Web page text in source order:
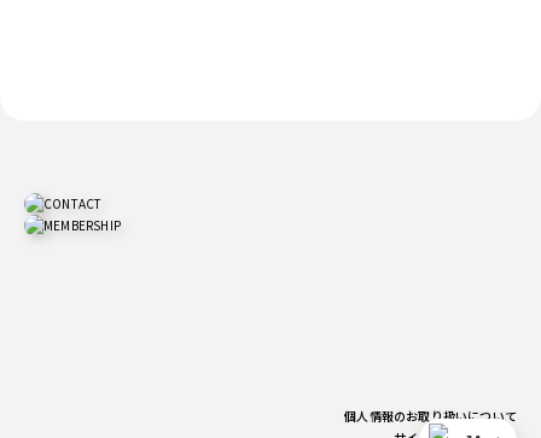
個人情報のお取り扱いについて